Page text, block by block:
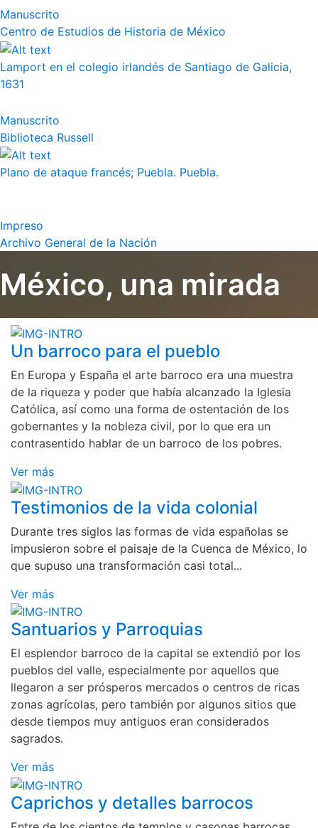
Manuscrito
Centro de Estudios de Historia de México
Lamport en el colegio irlandés de Santiago de Galicia,
1631
Manuscrito
Biblioteca Russell
Plano de ataque francés; Puebla. Puebla.
Impreso
Archivo General de la Nación
México, una mirada
Un barroco para el pueblo
En Europa y España el arte barroco era una muestra
de la riqueza y poder que había alcanzado la Iglesia
Católica, así como una forma de ostentación de los
gobernantes y la nobleza civil, por lo que era un
contrasentido hablar de un barroco de los pobres.
Ver más
Testimonios de la vida colonial
Durante tres siglos las formas de vida españolas se
impusieron sobre el paisaje de la Cuenca de México, lo
que supuso una transformación casi total...
Ver más
Santuarios y Parroquias
El esplendor barroco de la capital se extendió por los
pueblos del valle, especialmente por aquellos que
llegaron a ser prósperos mercados o centros de ricas
zonas agrícolas, pero también por algunos sitios que
desde tiempos muy antiguos eran considerados
sagrados.
Ver más
Caprichos y detalles barrocos